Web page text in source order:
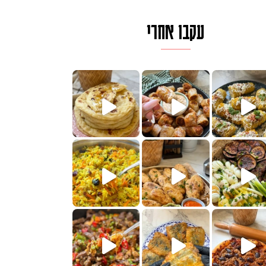
עקבו אחרי
בכמה דקות עב
של מופלטה וספינז׳, רעיון מעול
לכם ונראה
הימים ולכבוד שבת קודשלמתכון
מתכון ראש
אורז חביתה וירקות, למתכון . המרכי